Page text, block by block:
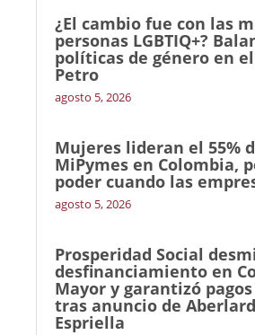
¿El cambio fue con las
personas LGBTIQ+?
políticas de género en
Petro
agosto 5, 2026
Mujeres lideran el 55%
MiPymes en Colombia,
poder cuando las
agosto 5, 2026
Prosperidad Social
desfinanciamiento en
Mayor y garantizó
tras anuncio de
Espriella